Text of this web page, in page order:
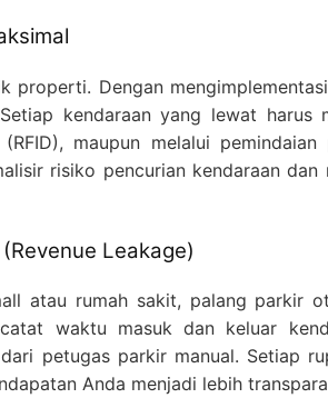
properti. Dengan
kendaraan yang lewat
maupun melalui
risiko pencurian kendaraan
Leakage)
atau rumah sakit, palang parkir
waktu masuk dan keluar
petugas parkir manual. Setiap
Anda menjadi lebih